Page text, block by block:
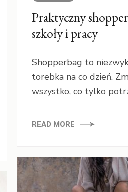
Praktyczny
szkoły i pracy
Shopperbag to
torebka na co dzień.
wszystko, co tylko
READ MORE